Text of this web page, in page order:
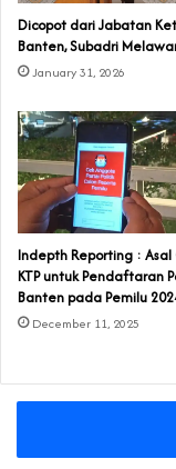
Dicopot dari Jabatan
Banten, Subadri
January 31, 2026
Indepth Reporting :
KTP untuk Pendaftaran
Banten pada Pemilu
December 11, 2025